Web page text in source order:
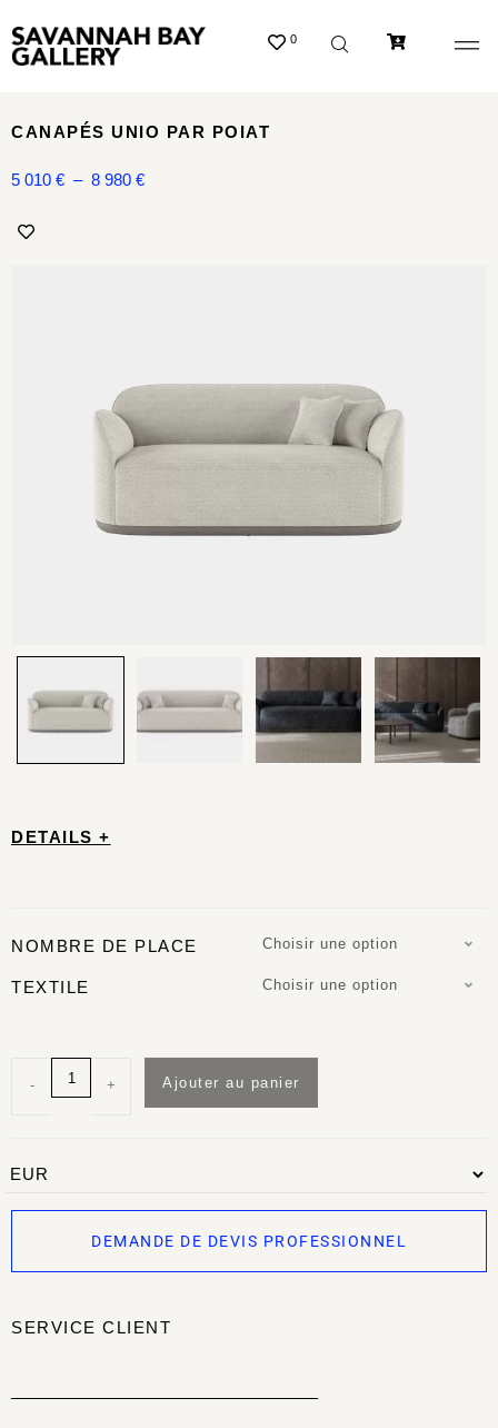
0
DETAILS +
NOMBRE DE PLACE Choisir une option
TEXTILE Choisir une option
- + Ajouter au panier
DEMANDE DE DEVIS PROFESSIONNEL
SERVICE CLIENT
CANAPÉS UNIO PAR POIAT
5 010 € – 8 980 €